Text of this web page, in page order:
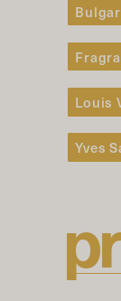
Louis
Yves
pr